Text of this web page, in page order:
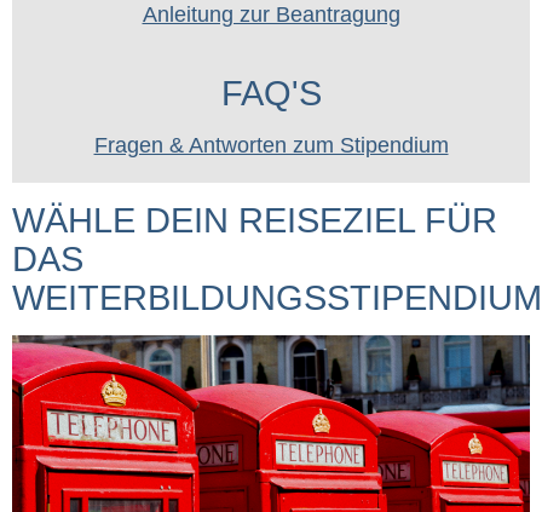
Anleitung zur Beantragung
FAQ'S
Fragen & Antworten zum Stipendium
WÄHLE DEIN REISEZIEL FÜR
DAS